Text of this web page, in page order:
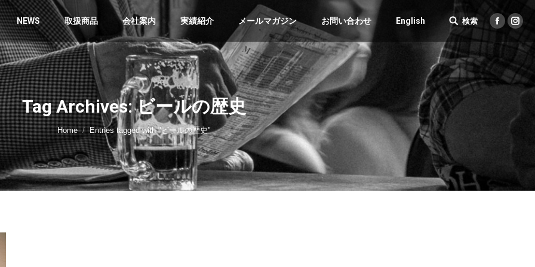
NEWS 取扱商品 会社案内 実績紹介 メールマガジン お問い合わせ English Search:
検索
Facebook
Tag Archives: ビールの歴史
You are here:
Home Entries tagged with "ビールの歴史"